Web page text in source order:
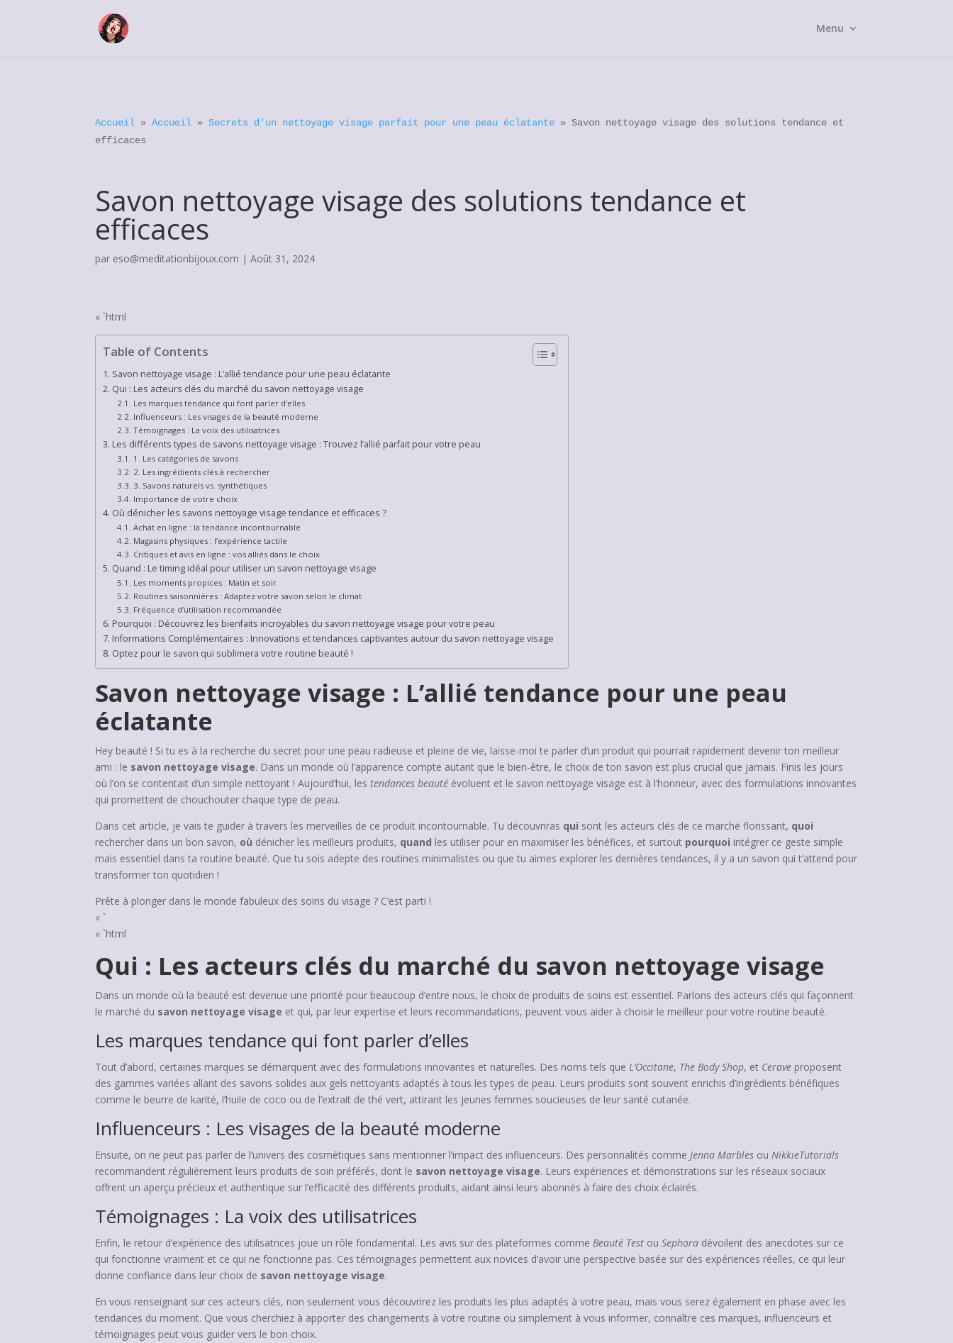
Menu
Accueil »Accueil »Secrets d’un nettoyage visage parfait pour une peau éclatante »Savon nettoyage visage des solutions tendance et
efficaces
Savon nettoyage visage des solutions tendance et
efficaces
par eso@meditationbijoux.com |Août 31, 2024
« `html
Table of Contents
Savon nettoyage visage : L’allié tendance pour une peau éclatante
Qui : Les acteurs clés du marché du savon nettoyage visage
Les marques tendance qui font parler d’elles
Influenceurs : Les visages de la beauté moderne
Témoignages : La voix des utilisatrices
Les différents types de savons nettoyage visage : Trouvez l’allié parfait pour votre peau
1. Les catégories de savons
2. Les ingrédients clés à rechercher
3. Savons naturels vs. synthétiques
Importance de votre choix
Où dénicher les savons nettoyage visage tendance et efficaces ?
Achat en ligne : la tendance incontournable
Magasins physiques : l’expérience tactile
Critiques et avis en ligne : vos alliés dans le choix
Quand : Le timing idéal pour utiliser un savon nettoyage visage
Les moments propices : Matin et soir
Routines saisonnières : Adaptez votre savon selon le climat
Fréquence d’utilisation recommandée
Pourquoi : Découvrez les bienfaits incroyables du savon nettoyage visage pour votre peau
Informations Complémentaires : Innovations et tendances captivantes autour du savon nettoyage visage
Optez pour le savon qui sublimera votre routine beauté !
Savon nettoyage visage : L’allié tendance pour une peau
éclatante
Hey beauté ! Si tu es à la recherche du secret pour une peau radieuse et pleine de vie, laisse-moi te parler d’un produit qui pourrait rapidement devenir ton meilleur
ami : le savon nettoyage visage. Dans un monde où l’apparence compte autant que le bien-être, le choix de ton savon est plus crucial que jamais. Finis les jours
où l’on se contentait d’un simple nettoyant ! Aujourd’hui, lestendances beauté évoluent et le savon nettoyage visage est à l’honneur, avec des formulations innovantes
qui promettent de chouchouter chaque type de peau.
Dans cet article, je vais te guider à travers les merveilles de ce produit incontournable. Tu découvriras qui sont les acteurs clés de ce marché florissant, quoi
rechercher dans un bon savon, où dénicher les meilleurs produits, quand les utiliser pour en maximiser les bénéfices, et surtout pourquoi intégrer ce geste simple
mais essentiel dans ta routine beauté. Que tu sois adepte des routines minimalistes ou que tu aimes explorer les dernières tendances, il y a un savon qui t’attend pour
transformer ton quotidien !
Prête à plonger dans le monde fabuleux des soins du visage ? C’est parti !
« `
« `html
Qui : Les acteurs clés du marché du savon nettoyage visage
Dans un monde où la beauté est devenue une priorité pour beaucoup d’entre nous, le choix de produits de soins est essentiel. Parlons des acteurs clés qui façonnent
le marché du savon nettoyage visage et qui, par leur expertise et leurs recommandations, peuvent vous aider à choisir le meilleur pour votre routine beauté.
Les marques tendance qui font parler d’elles
Tout d’abord, certaines marques se démarquent avec des formulations innovantes et naturelles. Des noms tels queL’Occitane, The Body Shop, et Cerave proposent
des gammes variées allant des savons solides aux gels nettoyants adaptés à tous les types de peau. Leurs produits sont souvent enrichis d’ingrédients bénéfiques
comme le beurre de karité, l’huile de coco ou de l’extrait de thé vert, attirant les jeunes femmes soucieuses de leur santé cutanée.
Influenceurs : Les visages de la beauté moderne
Ensuite, on ne peut pas parler de l’univers des cosmétiques sans mentionner l’impact des influenceurs. Des personnalités commeJenna Marbles ouNikkieTutorials
recommandent régulièrement leurs produits de soin préférés, dont le savon nettoyage visage. Leurs expériences et démonstrations sur les réseaux sociaux
offrent un aperçu précieux et authentique sur l’efficacité des différents produits, aidant ainsi leurs abonnés à faire des choix éclairés.
Témoignages : La voix des utilisatrices
Enfin, le retour d’expérience des utilisatrices joue un rôle fondamental. Les avis sur des plateformes commeBeauté Test ouSephora dévoilent des anecdotes sur ce
qui fonctionne vraiment et ce qui ne fonctionne pas. Ces témoignages permettent aux novices d’avoir une perspective basée sur des expériences réelles, ce qui leur
donne confiance dans leur choix de savon nettoyage visage.
En vous renseignant sur ces acteurs clés, non seulement vous découvrirez les produits les plus adaptés à votre peau, mais vous serez également en phase avec les
tendances du moment. Que vous cherchiez à apporter des changements à votre routine ou simplement à vous informer, connaître ces marques, influenceurs et
témoignages peut vous guider vers le bon choix.